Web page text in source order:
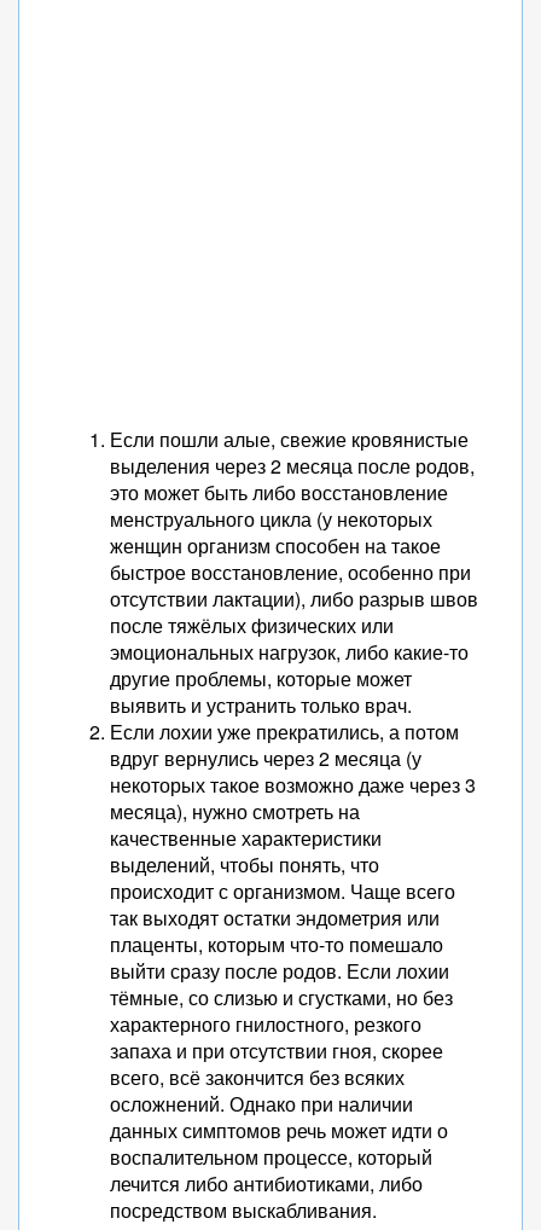
Если пошли алые, свежие кровянистые
выделения через 2 месяца после родов,
это может быть либо восстановление
менструального цикла (у некоторых
женщин организм способен на такое
быстрое восстановление, особенно при
отсутствии лактации), либо разрыв швов
после тяжёлых физических или
эмоциональных нагрузок, либо какие-то
другие проблемы, которые может
выявить и устранить только врач.
Если лохии уже прекратились, а потом
вдруг вернулись через 2 месяца (у
некоторых такое возможно даже через 3
месяца), нужно смотреть на
качественные характеристики
выделений, чтобы понять, что
происходит с организмом. Чаще всего
так выходят остатки эндометрия или
плаценты, которым что-то помешало
выйти сразу после родов. Если лохии
тёмные, со слизью и сгустками, но без
характерного гнилостного, резкого
запаха и при отсутствии гноя, скорее
всего, всё закончится без всяких
осложнений. Однако при наличии
данных симптомов речь может идти о
воспалительном процессе, который
лечится либо антибиотиками, либо
посредством выскабливания.